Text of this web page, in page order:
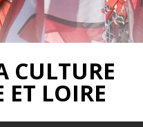
CULTURE
LOIRE